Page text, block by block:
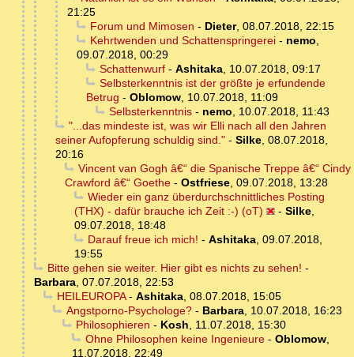
21:25
Forum und Mimosen - Dieter, 08.07.2018, 22:15
Kehrtwenden und Schattenspringerei- nemo,
09.07.2018, 00:29
Schattenwurf- Ashitaka, 10.07.2018, 09:17
Selbsterkenntnis ist der größte je erfundende
Betrug - Oblomow, 10.07.2018, 11:09
Selbsterkenntnis- nemo, 10.07.2018, 11:43
"...das mindeste ist, was wir Elli nach all den Jahren
seiner Aufopferung schuldig sind." - Silke, 08.07.2018,
20:16
Vincent van Gogh â€“ die Spanische Treppe â€“ Cindy
Crawford â€“ Goethe - Ostfriese, 09.07.2018, 13:28
Wieder ein ganz überdurchschnittliches Posting
(THX) - dafür brauche ich Zeit :-) (oT)
- Silke,
09.07.2018, 18:48
Darauf freue ich mich! - Ashitaka, 09.07.2018,
19:55
Bitte gehen sie weiter. Hier gibt es nichts zu sehen! -
Barbara, 07.07.2018, 22:53
HEILEUROPA- Ashitaka, 08.07.2018, 15:05
Angstporno-Psychologe?- Barbara, 10.07.2018, 16:23
Philosophieren - Kosh, 11.07.2018, 15:30
Ohne Philosophen keine Ingenieure- Oblomow,
11.07.2018, 22:49